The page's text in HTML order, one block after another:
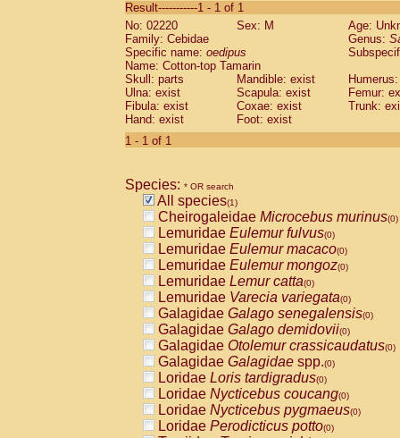
CebidaeSaguinus labiatus(0)
Cebidae Saguinus leucopus (0)
Cebidae
CebidaeSaguinus mystax
Cebidae Saguinus nigricollis (0)
Cebidae Saguinus oedipus
Cebidae Saguinus weddelli
Cebidae Saguinusspp.
Cebidae
CebidaeCebus capucinus
CebidaeCebus nigrivittatus
CebidaeCebus spp.(0)
CebidaeSaimiri boliviensis(0)
CebidaeSaimiri sciureus(0)
AtelidaeAlouatta caraya(0)
AtelidaeAlouatta fusca(0)
AtelidaeAlouatta seniculus(0)
AtelidaeAlouattaspp.(0)
AtelidaeAteles belzebuth(0)
AtelidaeAteles geoffroyi(0)
AtelidaeAteles paniscus(0)
AtelidaeAtelesspp.(0)
AtelidaeLagothrix lagothricha(0)
AtelidaeLagothrix lagothricha cana
PitheciidaeCacajao calvus
Result-----------1 - 1 of 1
No: 02220
Sex: M
Age:
Family: Cebidae
Genus:
Specific name: oedipus
Name: Cotton-top Tamarin
Skull: parts
Mandible: exist
Ulna: exist
Scapula: exist
Femur:
Fibula: exist
Coxae: exist
Trunk:
Hand: exist
Foot: exist
1 - 1 of 1
Species: * OR search
All species(1)
Cheirogaleidae Microcebus murinus(0)
Lemuridae Eulemur fulvus(0)
Lemuridae Eulemur macaco(0)
Lemuridae Eulemur mongoz(0)
Lemuridae Lemur catta(0)
Lemuridae Varecia variegata(0)
Galagidae Galago senegalensis(0)
Galagidae Galago demidovii(0)
Galagidae Otolemur crassicaudatus(0)
Galagidae Galagidae spp.(0)
Loridae Loris tardigradus(0)
Loridae Nycticebus coucang(0)
Loridae Nycticebus pygmaeus(0)
Loridae Perodicticus potto(0)